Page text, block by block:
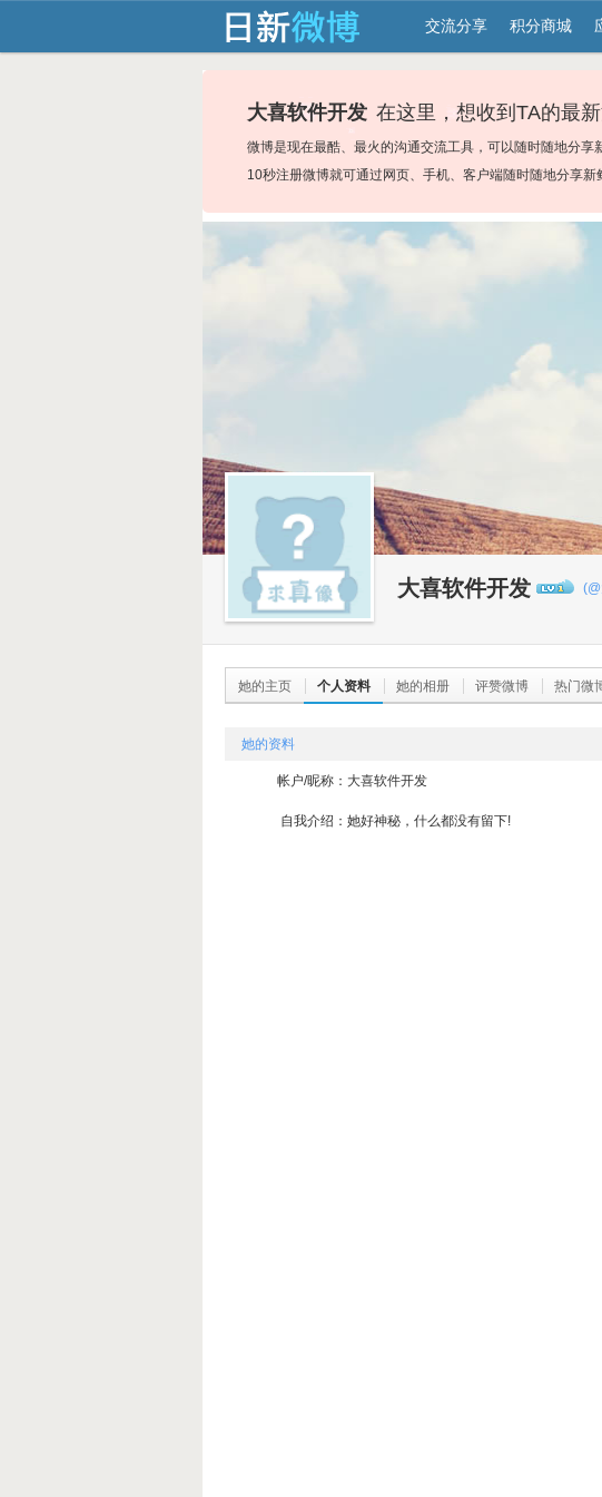
交流分享 积分商城
大喜软件开发 在这里，想收到TA的最
微博是现在最酷、最火的沟通交流工具，可以随时随地分享
10秒注册微博就可通过网页、手机、客户端随时随地分享新
大喜软件开发
她的主页 个人资料 她的相册 评赞微博 热门微
她的资料
帐户/昵称： 大喜软件开发
自我介绍： 她好神秘，什么都没有留下!